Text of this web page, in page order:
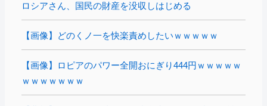
ロシアさん、国民の財産を没収しはじめる
【画像】どのくノ一を快楽責めしたいｗｗｗｗｗ
【画像】ロピアのパワー全開おにぎり444円ｗｗｗｗｗ
ｗｗｗｗｗｗｗ